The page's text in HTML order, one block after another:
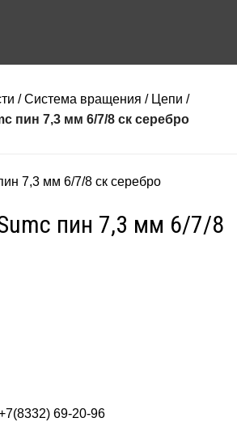
Система вращения
Цепи
пин 7,3 мм 6/7/8 ск серебро
увеличить
пин 7,3 мм 6/7/8
69-20-96